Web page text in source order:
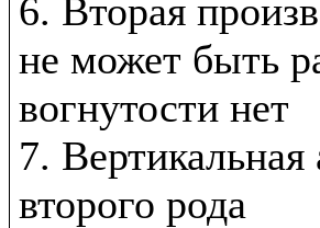
6. Вторая
не может быть
вогнутости нет
7.
второго рода